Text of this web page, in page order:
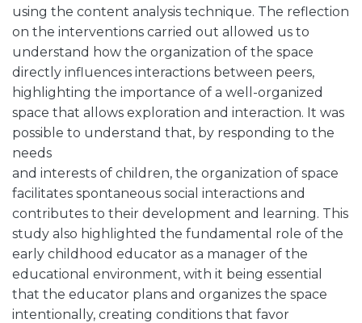
using the content analysis technique. The reflection
on the interventions carried out allowed us to
understand how the organization of the space
directly influences interactions between peers,
highlighting the importance of a well-organized
space that allows exploration and interaction. It was
possible to understand that, by responding to the
needs
and interests of children, the organization of space
facilitates spontaneous social interactions and
contributes to their development and learning. This
study also highlighted the fundamental role of the
early childhood educator as a manager of the
educational environment, with it being essential
that the educator plans and organizes the space
intentionally, creating conditions that favor